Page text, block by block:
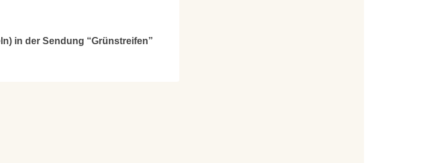
in der Sendung “Grünstreifen”